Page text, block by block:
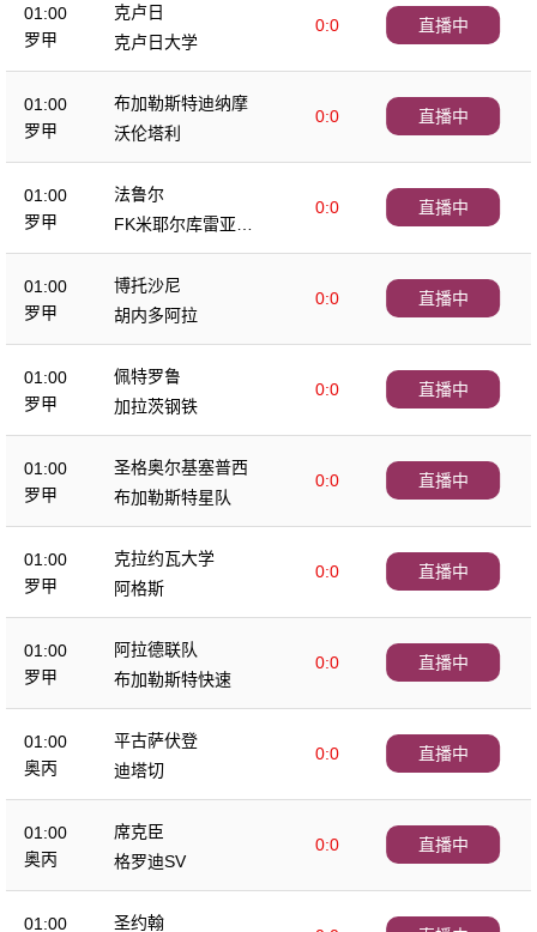
01:00
罗甲
克卢日
0:0
克卢日大学
直播中
01:00
罗甲
布加勒斯特迪纳摩
0:0
沃伦塔利
直播中
01:00
罗甲
法鲁尔
0:0
FK米耶尔库雷亚丘
克
直播中
01:00
罗甲
博托沙尼
0:0
胡内多阿拉
直播中
01:00
罗甲
佩特罗鲁
0:0
加拉茨钢铁
直播中
01:00
罗甲
圣格奥尔基塞普西
0:0
布加勒斯特星队
直播中
01:00
罗甲
克拉约瓦大学
0:0
阿格斯
直播中
01:00
罗甲
阿拉德联队
0:0
布加勒斯特快速
直播中
01:00
奥丙
平古萨伏登
0:0
迪塔切
直播中
01:00
奥丙
席克臣
0:0
格罗迪SV
直播中
01:00 圣约翰